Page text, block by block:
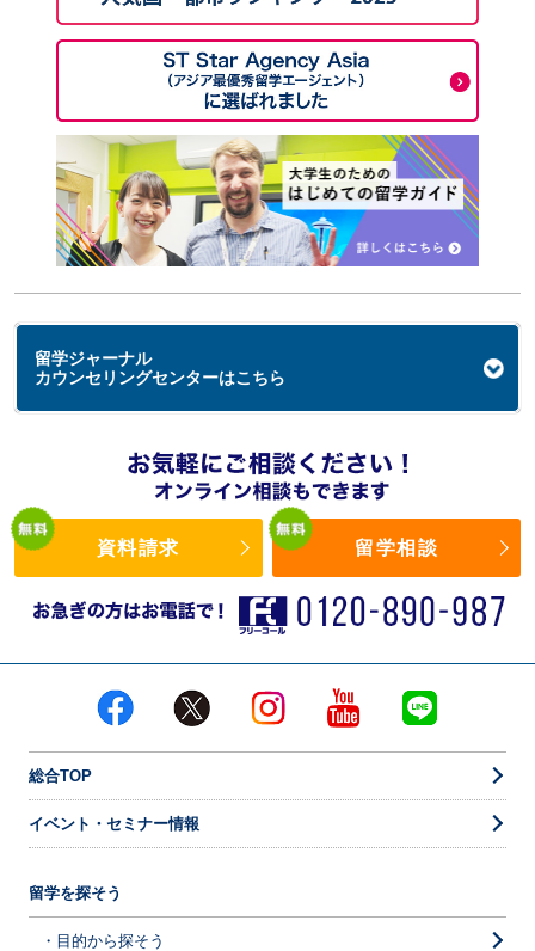
留学ジャーナル
カウンセリングセンターはこちら
資料請求 留学相談
総合TOP
イベント・セミナー情報
留学を探そう
・目的から探そう